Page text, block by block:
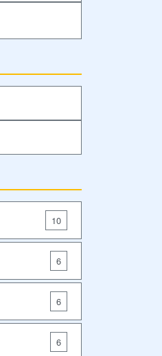
10
6
6
6